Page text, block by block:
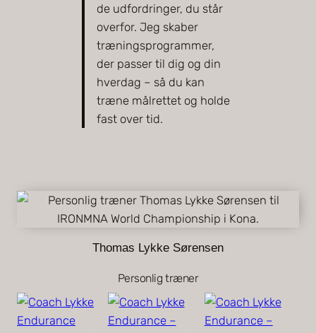
de udfordringer, du står
overfor. Jeg skaber
træningsprogrammer,
der passer til dig og din
hverdag – så du kan
træne målrettet og holde
fast over tid.
Thomas Lykke Sørensen
Personlig træner